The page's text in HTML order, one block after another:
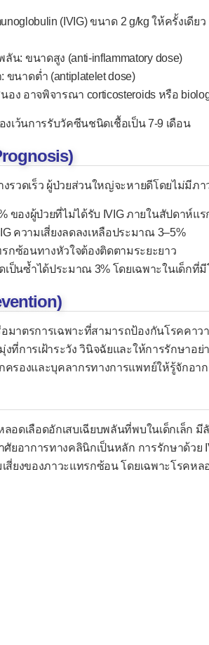
(IVIG) ขนาด 2 g/kg ให้ครั้งเดียว
ลัน: ขนาดสูง (anti-inflammatory dose)
ขนาดต่ำ (antiplatelet dose)
อง อาจพิจารณา corticosteroids หรือ
งเว้นการรับวัคซีนชนิดเชื้อเป็น 7-9 เดือน
รวดเร็ว ผู้ป่วยส่วนใหญ่จะหายดีโดยไม่มีภ
ของผู้ป่วยที่ไม่ได้รับ IVIG ภายในสัปดาห์แร
ความเสี่ยงลดลงเหลือประมาณ 3–5%
กซ้อนทางหัวใจต้องติดตามระยะยาว
เป็นซ้ำได้ประมาณ 3% โดยเฉพาะในเด็ก
าตรการเฉพาะที่สามารถป้องกันโรคคาวา
ที่การเฝ้าระวัง วินิจฉัยและให้การรักษาอย่
ครองและบุคลากรทางการแพทย์ให้รู้จักอา
อดเลือดอักเสบเฉียบพลันที่พบในเด็กเล็ก
ศัยอาการทางคลินิกเป็นหลัก การรักษาด้ว
สี่ยงของภาวะแทรกซ้อน โดยเฉพาะโรคห